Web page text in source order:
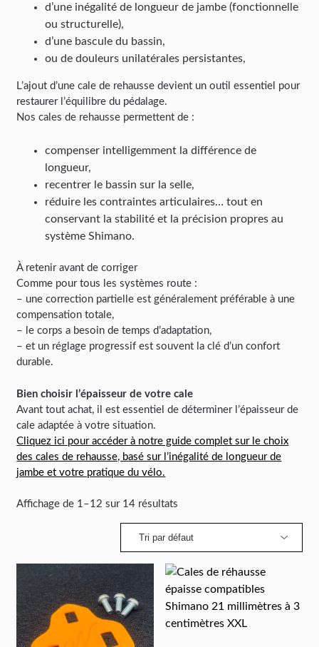
d’une inégalité de longueur de jambe (fonctionnelle
ou structurelle),
d’une bascule du bassin,
ou de douleurs unilatérales persistantes,
L’ajout d’une cale de rehausse devient un outil essentiel pour
restaurer l’équilibre du pédalage.
Nos cales de rehausse permettent de :
compenser intelligemment la différence de
longueur,
recentrer le bassin sur la selle,
réduire les contraintes articulaires… tout en
conservant la stabilité et la précision propres au
système Shimano.
À retenir avant de corriger
Comme pour tous les systèmes route :
– une correction partielle est généralement préférable à une
compensation totale,
– le corps a besoin de temps d’adaptation,
– et un réglage progressif est souvent la clé d’un confort
durable.
Bien choisir l’épaisseur de votre cale
Avant tout achat, il est essentiel de déterminer l’épaisseur de
cale adaptée à votre situation.
Cliquez ici pour accéder à notre guide complet sur le choix
des cales de rehausse, basé sur l’inégalité de longueur de
jambe et votre pratique du vélo.
Affichage de 1–12 sur 14 résultats